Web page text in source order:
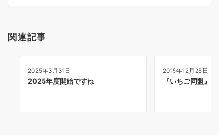
シ
関連記事
2025年3月31日
2025年度開始ですね
2015年12月25日
『いちご同盟』